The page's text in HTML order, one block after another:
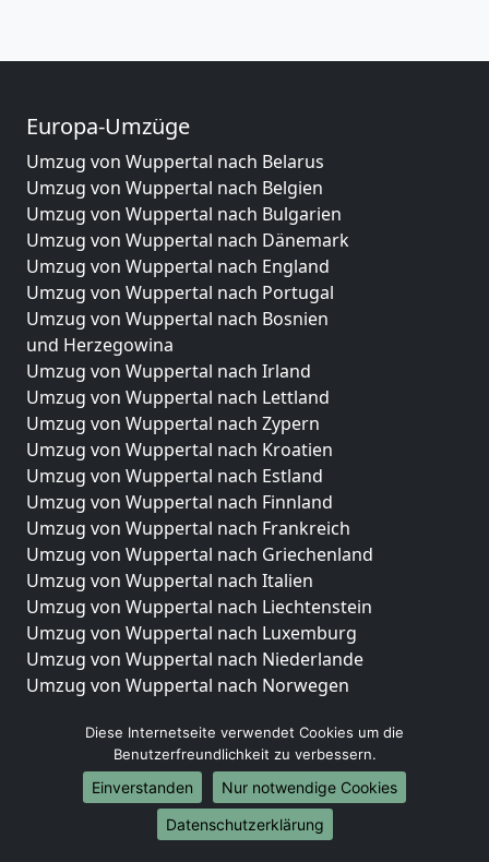
Europa-Umzüge
Umzug von Wuppertal nach Belarus
Umzug von Wuppertal nach Belgien
Umzug von Wuppertal nach Bulgarien
Umzug von Wuppertal nach Dänemark
Umzug von Wuppertal nach England
Umzug von Wuppertal nach Portugal
Umzug von Wuppertal nach Bosnien
und Herzegowina
Umzug von Wuppertal nach Irland
Umzug von Wuppertal nach Lettland
Umzug von Wuppertal nach Zypern
Umzug von Wuppertal nach Kroatien
Umzug von Wuppertal nach Estland
Umzug von Wuppertal nach Finnland
Umzug von Wuppertal nach Frankreich
Umzug von Wuppertal nach Griechenland
Umzug von Wuppertal nach Italien
Umzug von Wuppertal nach Liechtenstein
Umzug von Wuppertal nach Luxemburg
Umzug von Wuppertal nach Niederlande
Umzug von Wuppertal nach Norwegen
Umzüge-Deutschlandweit
Umzug von Wuppertal nach Berlin
Umzug von Wuppertal nach Hamburg
Umzug von Wuppertal nach München
Umzug von Wuppertal nach Köln
Diese Internetseite verwendet Cookies um die
Benutzerfreundlichkeit zu verbessern.
Einverstanden
Nur notwendige Cookies
Datenschutzerklärung